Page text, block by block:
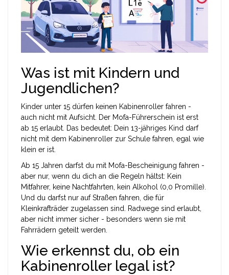
Was ist mit Kindern und
Jugendlichen?
Kinder unter 15 dürfen keinen Kabinenroller fahren -
auch nicht mit Aufsicht. Der Mofa-Führerschein ist erst
ab 15 erlaubt. Das bedeutet: Dein 13-jähriges Kind darf
nicht mit dem Kabinenroller zur Schule fahren, egal wie
klein er ist.
Ab 15 Jahren darfst du mit Mofa-Bescheinigung fahren -
aber nur, wenn du dich an die Regeln hältst: Kein
Mitfahrer, keine Nachtfahrten, kein Alkohol (0,0 Promille).
Und du darfst nur auf Straßen fahren, die für
Kleinkrafträder zugelassen sind. Radwege sind erlaubt,
aber nicht immer sicher - besonders wenn sie mit
Fahrrädern geteilt werden.
Wie erkennst du, ob ein
Kabinenroller legal ist?